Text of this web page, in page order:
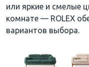
или яркие и смелые
комнате — ROLEX
вариантов выбора.